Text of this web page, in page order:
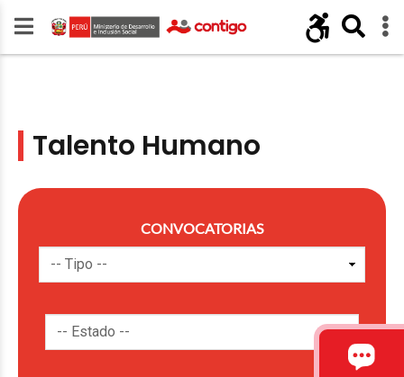
Talento Humano
CONVOCATORIAS